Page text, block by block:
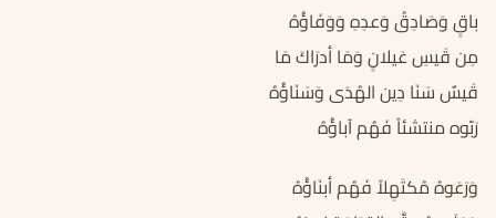
باقٍ وَصَادِقُ وَعدِهِ وَوَفَاؤُهُ
مِن قَيسِ عَيلانٍ وَمَا أدرَاكَ مَا
قَيسٌ سَنَا دِين الهُدَى وَسَنَاؤُهُ
رَبّوه منتشئاً فَهُم آباؤُهُ
وَرَعَوهُ مُكتَهِلاً فَهُم أبنَاؤُهُ